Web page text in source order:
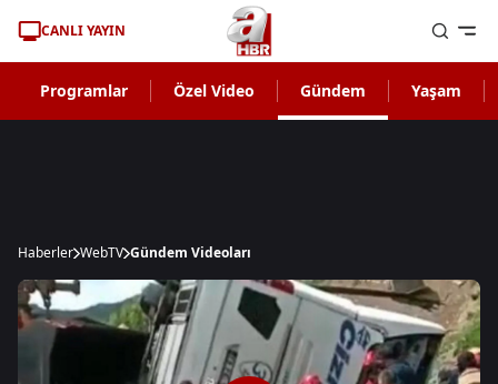
CANLI YAYIN
Programlar Özel Video Gündem Yaşam
Haberler WebTV Gündem Videoları